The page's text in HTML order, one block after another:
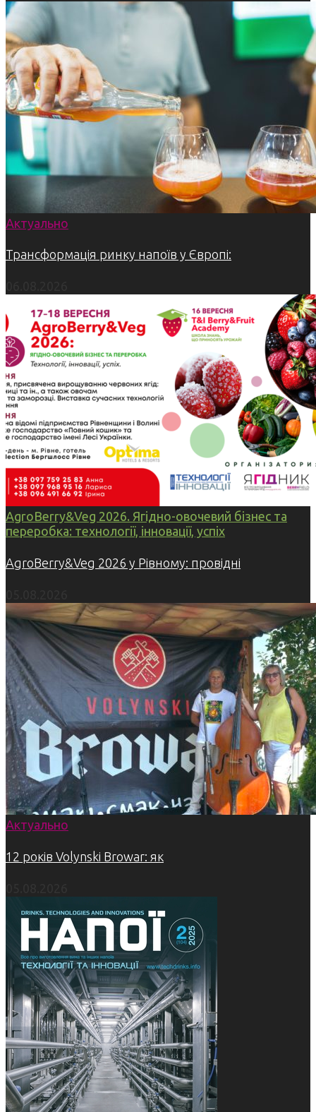
Актуально
Трансформація ринку напоїв у Європі:
AgroBerry&Veg 2026. Ягідно-овочевий бізнес та
переробка: технології, інновації, успіх
AgroBerry&Veg 2026 у Рівному: провідні
Актуально
12 років Volynski Browar: як